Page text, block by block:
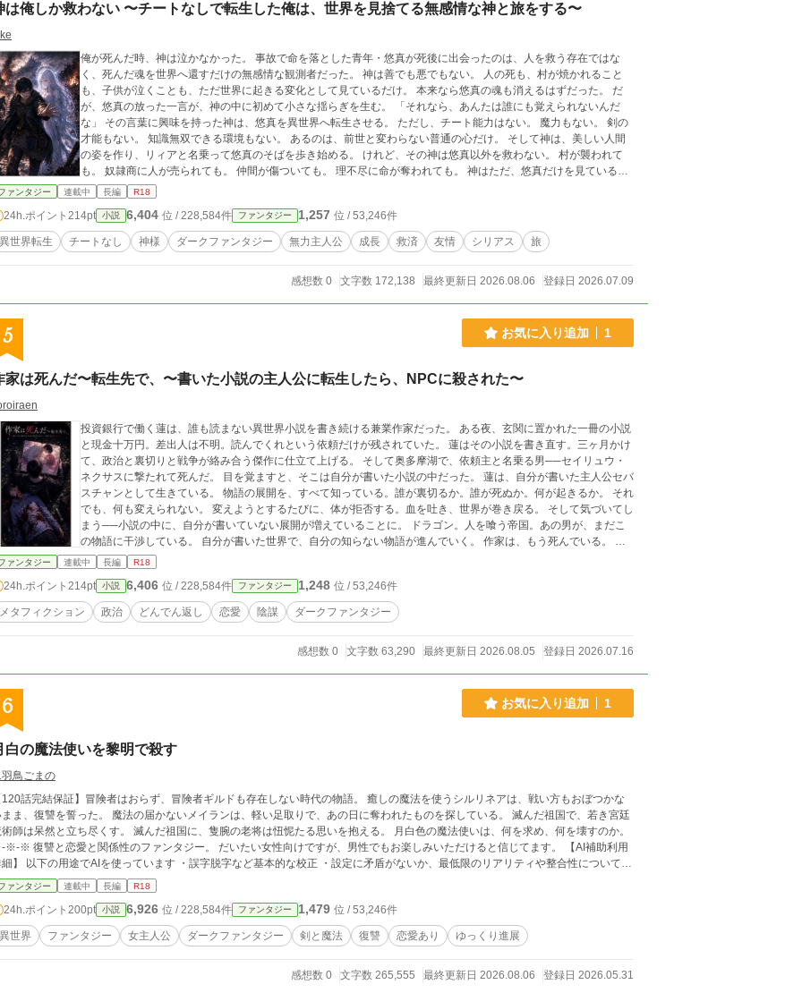
は俺しか救わない 〜チートなしで転生した俺は、世界を見捨てる無感情な神と旅をする〜
俺が死んだ時、神は泣かなかった。 事故で命を落とした青年・悠真が死後に出会ったのは、人を救う存在ではな
く、死んだ魂を世界へ還すだけの無感情な観測者だった。 神は善でも悪でもない。 人の死も、村が焼かれること
も、子供が泣くことも、ただ世界に起きる変化として見ているだけ。 本来なら悠真の魂も消えるはずだった。 だ
が、悠真の放った一言が、神の中に初めて小さな揺らぎを生む。 「それなら、あんたは誰にも覚えられないんだ
な」 その言葉に興味を持った神は、悠真を異世界へ転生させる。 ただし、チート能力はない。 魔力もない。 剣の
才能もない。 知識無双できる環境もない。 あるのは、前世と変わらない普通の心だけ。 そして神は、美しい人間
の姿を作り、リィアと名乗って悠真のそばを歩き始める。 けれど、その神は悠真以外を救わない。 村が襲われて
も。 奴隷商に人が売られても。 仲間が傷ついても。 理不尽に命が奪われても。 神はただ、悠真だけを見ている。
「私の興味は、お前だけだ」 何の力も持たない悠真は、それでも目の前の誰かを見捨てられない。 救えない。 守
る。 これは、無力な人間が救われない世界で、それでも誰かの名前を忘れまいと抗う物語。 そして、感情を持たな
い神が、たった一人の人間と旅をする中で、初めて“友達”を知るまでの物語。
ァンタジー 連載中 長編 R18
24h.ポイント 214pt 小説 6,404 位 / 228,584件 ファンタジー 1,257 位 / 53,246件
異世界転生 チートなし 神様 ダークファンタジー 無力主人公 成長 救済 友情 シリアス 旅
感想数 0 文字数 172,138 最終更新日 2026.08.06 登録日 2026.07.09
5 お気に入り追加 1
家は死んだ〜転生先で、〜書いた小説の主人公に転生したら、NPCに殺された〜
投資銀行で働く蓮は、誰も読まない異世界小説を書き続ける兼業作家だった。 ある夜、玄関に置かれた一冊の小説
と現金十万円。差出人は不明。読んでくれという依頼だけが残されていた。 蓮はその小説を書き直す。三ヶ月かけ
て、政治と裏切りと戦争が絡み合う傑作に仕立て上げる。 そして奥多摩湖で、依頼主と名乗る男──セイリュウ・
ネクサスに撃たれて死んだ。 目を覚ますと、そこは自分が書いた小説の中だった。 蓮は、自分が書いた主人公セバ
スチャンとして生きている。 物語の展開を、すべて知っている。誰が裏切るか。誰が死ぬか。何が起きるか。 それ
でも、何も変えられない。 変えようとするたびに、体が拒否する。血を吐き、世界が巻き戻る。 そして気づいてし
まう──小説の中に、自分が書いていない展開が増えていることに。 ドラゴン。人を喰う帝国。あの男が、まだこ
の物語に干渉している。 自分が書いた世界で、自分の知らない物語が進んでいく。 作家は、もう死んでいる。 そ
れでも、物語は続く。
ァンタジー 連載中 長編 R18
24h.ポイント 214pt 小説 6,406 位 / 228,584件 ファンタジー 1,248 位 / 53,246件
メタフィクション 政治 どんでん返し 恋愛 陰謀 ダークファンタジー
感想数 0 文字数 63,290 最終更新日 2026.08.05 登録日 2026.07.16
6 お気に入り追加 1
白の魔法使いを黎明で殺す
鳥ごまの
話完結保証】冒険者はおらず、冒険者ギルドも存在しない時代の物語。 癒しの魔法を使うシルリネアは、戦い方もおぼつかな
ま、復讐を誓った。 魔法の届かないメイランは、軽い足取りで、あの日に奪われたものを探している。 滅んだ祖国で、若き宮廷
師は呆然と立ち尽くす。 滅んだ祖国に、隻腕の老将は忸怩たる思いを抱える。 月白色の魔法使いは、何を求め、何を壊すのか。
ジー。 だいたい女性向けですが、男性でもお楽しみいただけると信じてます。 【AI補助利用
】 以下の用途でAIを使っています ・誤字脱字など基本的な校正 ・設定に矛盾がないか、最低限のリアリティや整合性についての
詞の案出 【他媒体での掲載】 本作品は以下媒体に掲載しています ・カクヨム ・小説家になろう ・アルファポリス ・T
ァンタジー 連載中 長編 R18
24h.ポイント 200pt 小説 6,926 位 / 228,584件 ファンタジー 1,479 位 / 53,246件
異世界 ファンタジー 女主人公 ダークファンタジー 剣と魔法 復讐 恋愛あり ゆっくり進展
感想数 0 文字数 265,555 最終更新日 2026.08.06 登録日 2026.05.31